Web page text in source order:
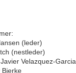
(leder)
(nestleder)
Velazquez-Garcia
Bjerke